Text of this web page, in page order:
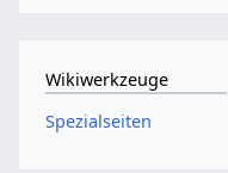
Wikiwerkzeuge
Spezialseiten